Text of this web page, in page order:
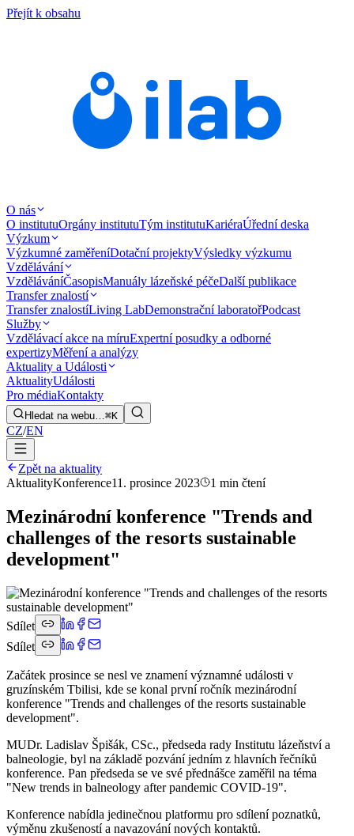
Přejít k obsahu
O nás
O institutuOrgány institutuTým institutuKariéraÚřední deska
Výzkum
Výzkumné zaměřeníDotační projektyVýsledky výzkumu
Vzdělávání
VzděláváníČasopisManuály lázeňské péčeDalší publikace
Transfer znalostí
Transfer znalostíLiving LabDemonstrační laboratořPodcast
Služby
Vzdělávací akce na míruExpertní posudky a odborné
expertizyMěření a analýzy
Aktuality a Události
AktualityUdálosti
Pro médiaKontakty
Hledat na webu…⌘K
CZ/EN
Zpět na aktuality
AktualityKonference11. prosince 2023 1 min čtení
Mezinárodní konference "Trends and
challenges of the resorts sustainable
development"
Sdílet
Sdílet
Začátek prosince se nesl ve znamení významné události v
gruzínském Tbilisi, kde se konal první ročník mezinárodní
konference "Trends and challenges of the resorts sustainable
development".
MUDr. Ladislav Špišák, CSc., předseda rady Institutu lázeňství a
balneologie, byl na základě pozvání jedním z hlavních řečníků
konference. Pan předseda se ve své přednášce zaměřil na téma
"New trends in balneology after pandemic COVID-19".
Konference nabídla jedinečnou platformu pro sdílení poznatků,
výměnu zkušeností a navazování nových kontaktů.